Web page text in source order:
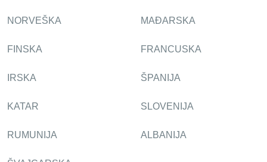
NORVEŠKA MAĐARSKA
FINSKA FRANCUSKA
IRSKA ŠPANIJA
KATAR SLOVENIJA
RUMUNIJA ALBANIJA